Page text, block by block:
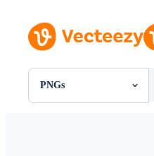
PNGs
Todas Imagens